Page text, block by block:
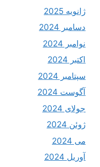
ژانویه 2025
دسامبر 2024
نوامبر 2024
اکتبر 2024
سپتامبر 2024
آگوست 2024
جولای 2024
ژوئن 2024
می 2024
آوریل 2024